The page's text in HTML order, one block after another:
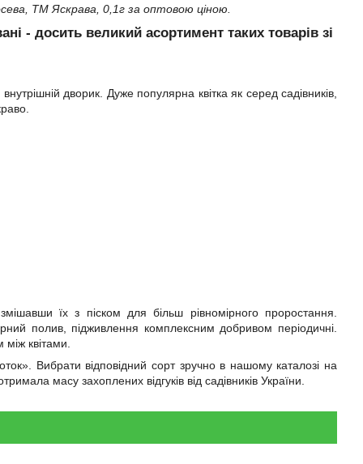
ТМ Яскрава, 0,1г за оптовою ціною.
- досить великий асортимент таких товарів зі
дворик. Дуже популярна квітка як серед садівників,
їх з піском для більш рівномірного проростання.
полив, підживлення комплексним добривом періодичні.
квітами.
Вибрати відповідний сорт зручно в нашому каталозі на
масу захоплених відгуків від садівників України.